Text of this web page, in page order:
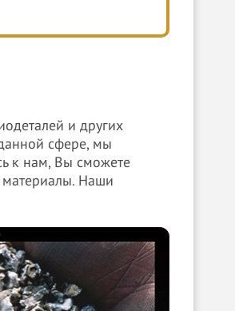
и других
сфере, мы
к нам, Вы сможете
Наши